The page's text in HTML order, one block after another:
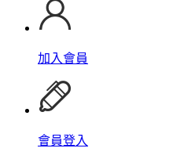
加入會員
會員登入